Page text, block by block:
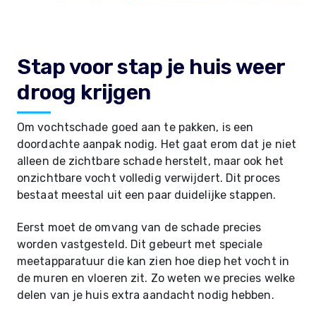
Stap voor stap je huis weer
droog krijgen
Om vochtschade goed aan te pakken, is een
doordachte aanpak nodig. Het gaat erom dat je niet
alleen de zichtbare schade herstelt, maar ook het
onzichtbare vocht volledig verwijdert. Dit proces
bestaat meestal uit een paar duidelijke stappen.
Eerst moet de omvang van de schade precies
worden vastgesteld. Dit gebeurt met speciale
meetapparatuur die kan zien hoe diep het vocht in
de muren en vloeren zit. Zo weten we precies welke
delen van je huis extra aandacht nodig hebben.